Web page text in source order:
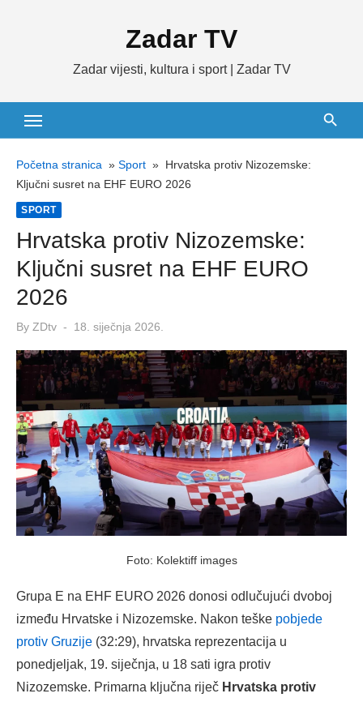
Zadar TV
Zadar vijesti, kultura i sport | Zadar TV
Početna stranica » Sport » Hrvatska protiv Nizozemske:
Ključni susret na EHF EURO 2026
SPORT
Hrvatska protiv Nizozemske:
Ključni susret na EHF EURO
2026
By ZDtv
Posted
18. siječnja 2026.
Foto: Kolektiff images
Grupa E na EHF EURO 2026 donosi odlučujući dvoboj
između Hrvatske i Nizozemske. Nakon teške pobjede
protiv Gruzije (32:29), hrvatska reprezentacija u
ponedjeljak, 19. siječnja, u 18 sati igra protiv
Nizozemske. Primarna ključna riječ Hrvatska protiv